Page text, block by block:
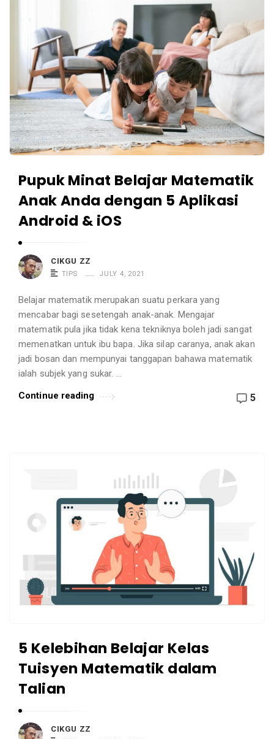
Pupuk Minat Belajar Matematik
Anak Anda dengan 5 Aplikasi
Android & iOS
CIKGU ZZ
TIPS JULY 4, 2021
Belajar matematik merupakan suatu perkara yang
mencabar bagi sesetengah anak-anak. Mengajar
matematik pula jika tidak kena tekniknya boleh jadi sangat
memenatkan untuk ibu bapa. Jika silap caranya, anak akan
jadi bosan dan mempunyai tanggapan bahawa matematik
ialah subjek yang sukar. …
Continue reading
5
5 Kelebihan Belajar Kelas
Tuisyen Matematik dalam
Talian
CIKGU ZZ